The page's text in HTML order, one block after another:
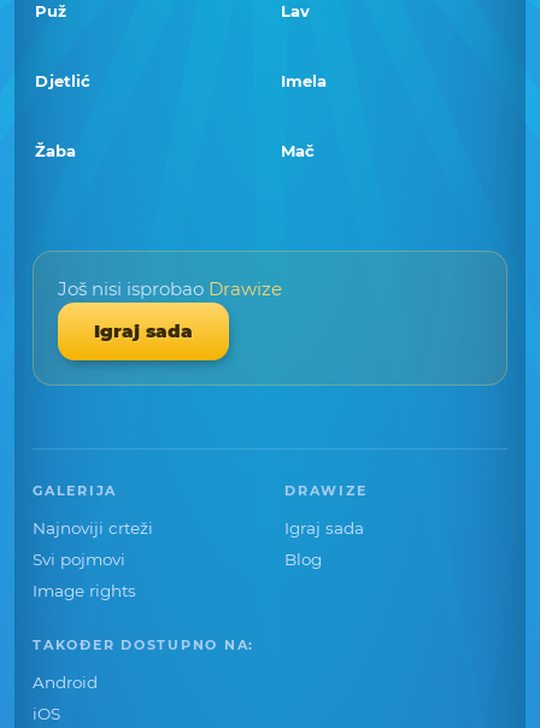
Puž Lav
Djetlić Imela
Žaba Mač
Još nisi isprobao Drawize
Igraj sada
GALERIJA
Najnoviji crteži
Svi pojmovi
Image rights
DRAWIZE
Igraj sada
Blog
TAKOĐER DOSTUPNO NA:
Android
iOS